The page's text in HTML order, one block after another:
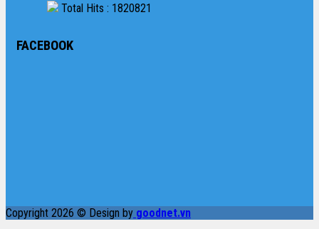
Total Hits : 1820821
FACEBOOK
Copyright 2026 © Design by goodnet.vn